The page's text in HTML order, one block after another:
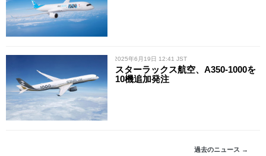
/ 2025年6月19日 12:41 JST
スターラックス航空、A350-1000を
10機追加発注
過去のニュース →